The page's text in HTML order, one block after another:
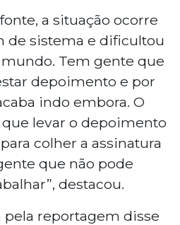
a situação ocorre
de sistema e dificultou
Tem gente que
depoimento e por
indo embora. O
levar o depoimento
colher a assinatura
que não pode
destacou.
reportagem disse